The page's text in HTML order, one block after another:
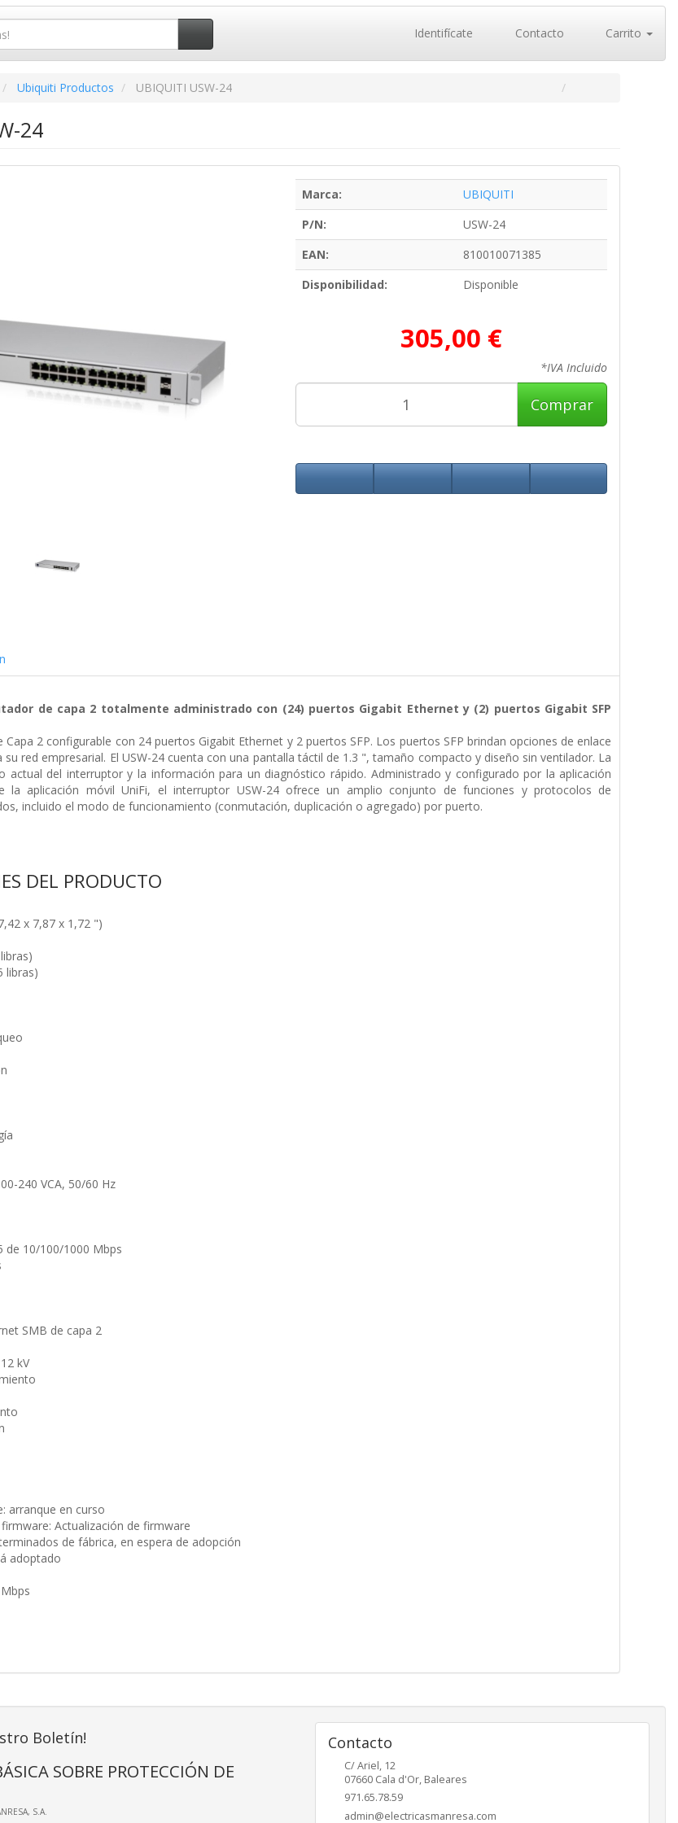
Identifícate Contacto Carrito
Ubiquiti Productos UBIQUITI USW-24
24
Marca:
UBIQUITI
P/N:
USW-24
EAN:
810010071385
Disponibilidad:
Disponible
305,00 €
*IVA Incluido
Comprar
de capa 2 totalmente administrado con (24) puertos Gigabit Ethernet y (2) puertos Gigabit SFP
Capa 2 configurable con 24 puertos Gigabit Ethernet y 2 puertos SFP. Los puertos SFP brindan opciones de enlace
su red empresarial. El USW-24 cuenta con una pantalla táctil de 1.3 ", tamaño compacto y diseño sin ventilador. La
actual del interruptor y la información para un diagnóstico rápido. Administrado y configurado por la aplicación
la aplicación móvil UniFi, el interruptor USW-24 ofrece un amplio conjunto de funciones y protocolos de
incluido el modo de funcionamiento (conmutación, duplicación o agregado) por puerto.
DEL PRODUCTO
x 7,87 x 1,72 ")
libras)
240 VCA, 50/60 Hz
de 10/100/1000 Mbps
SMB de capa 2
kV
arranque en curso
Actualización de firmware
de fábrica, en espera de adopción
adoptado
Boletín!
SOBRE PROTECCIÓN DE
S.A.
Contacto
C/ Ariel, 12
07660 Cala d'Or, Baleares
971.65.78.59
admin@electricasmanresa.com